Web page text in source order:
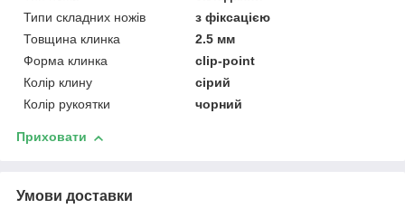
Типи складних ножів
з фіксацією
Товщина клинка
2.5 мм
Форма клинка
clip-point
Колір клину
сірий
Колір рукоятки
чорний
Приховати
Умови доставки